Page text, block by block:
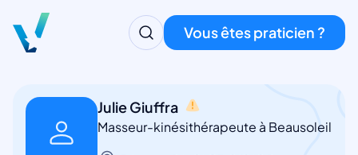
Vous êtes praticien ?
Julie Giuffra
Masseur-kinésithérapeute à Beausoleil